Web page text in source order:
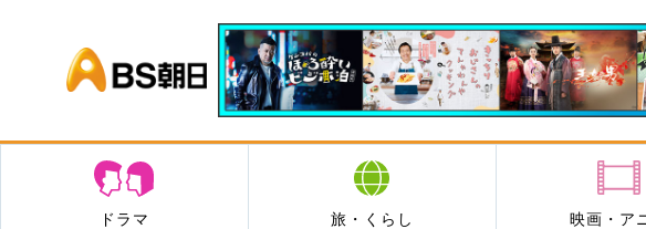
BS朝日
ドラマ 旅・くらし 映画・ア